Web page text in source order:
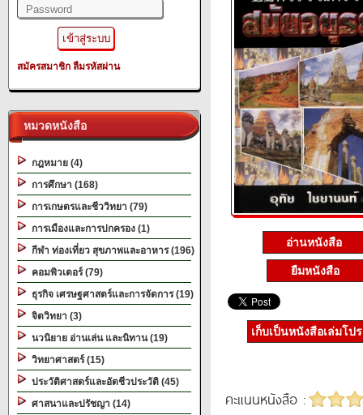
สมัครสมาชิก ลืมรหัสผ่าน
หมวดหนังสือ
กฎหมาย (4)
การศึกษา (168)
การเกษตรและชีววิทยา (79)
การเมืองและการปกครอง (1)
กีฬา ท่องเที่ยว สุขภาพและอาหาร (196)
คอมพิวเตอร์ (79)
ธุรกิจ เศรษฐศาสตร์และการจัดการ (19)
จิตวิทยา (3)
นวนิยาย อ่านเล่น และนิทาน (19)
วิทยาศาสตร์ (15)
ประวัติศาสตร์และอัตชีวประวัติ (45)
ศาสนาและปรัชญา (14)
อ่านหนังสือ
ยืมหนังสือ
เก็บเป็นหนังสือเล่มโป
คะแนนหนังสือ :